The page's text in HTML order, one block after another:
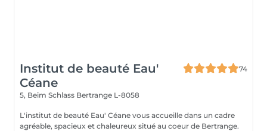
Institut de beauté Eau'
Céane
74
5, Beim Schlass Bertrange L-8058
L'institut de beauté Eau' Céane vous accueille dans un cadre
agréable, spacieux et chaleureux situé au coeur de Bertrange.